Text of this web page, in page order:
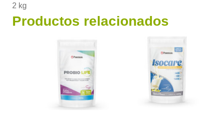
2 kg
Productos relacionados